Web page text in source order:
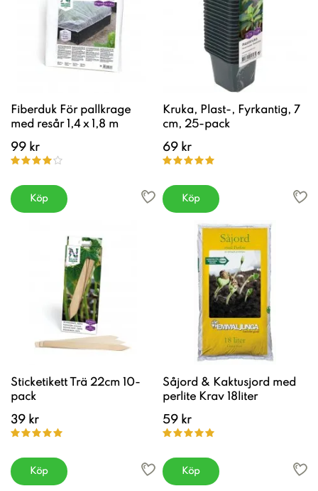
Fiberduk För pallkrage
med resår 1,4 x 1,8 m
99 kr
Köp
Kruka, Plast-, Fyrkantig, 7
cm, 25-pack
69 kr
Köp
Sticketikett Trä 22cm 10-
pack
39 kr
Köp
Såjord & Kaktusjord med
perlite Krav 18liter
59 kr
Köp